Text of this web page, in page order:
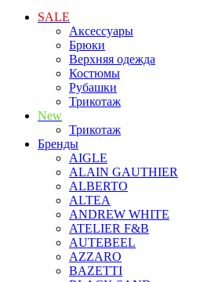
SALE
Аксессуары
Брюки
Верхняя одежда
Костюмы
Рубашки
Трикотаж
New
Трикотаж
Бренды
AIGLE
ALAIN GAUTHIER
ALBERTO
ALTEA
ANDREW WHITE
ATELIER F&B
AUTEBEEL
AZZARO
BAZETTI